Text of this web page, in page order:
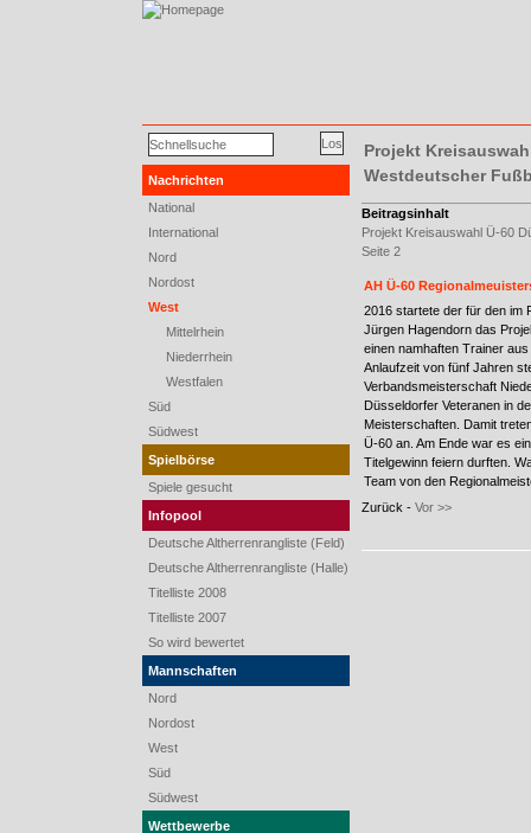
Nachrichten
National
International
Nord
Nordost
West
Mittelrhein
Niederrhein
Westfalen
Süd
Südwest
Spielbörse
Spiele gesucht
Infopool
Deutsche Altherrenrangliste (Feld)
Deutsche Altherrenrangliste (Halle)
Titelliste 2008
Titelliste 2007
So wird bewertet
Mannschaften
Nord
Nordost
West
Süd
Südwest
Wettbewerbe
Projekt
Westdeutscher
Beitragsinhalt
Projekt Kreisauswahl Ü-60
Seite 2
Seite
1
von
2
AH Ü-60
2016 startete der für den im
Jürgen Hagendorn das
einen namhaften Trainer
Anlaufzeit von fünf Jahren
Verbandsmeisterschaft
Düsseldorfer Veteranen in
Meisterschaften. Damit
Ü-60 an. Am Ende war es
Titelgewinn feiern durften.
Team von den
Zurück - Vor >>